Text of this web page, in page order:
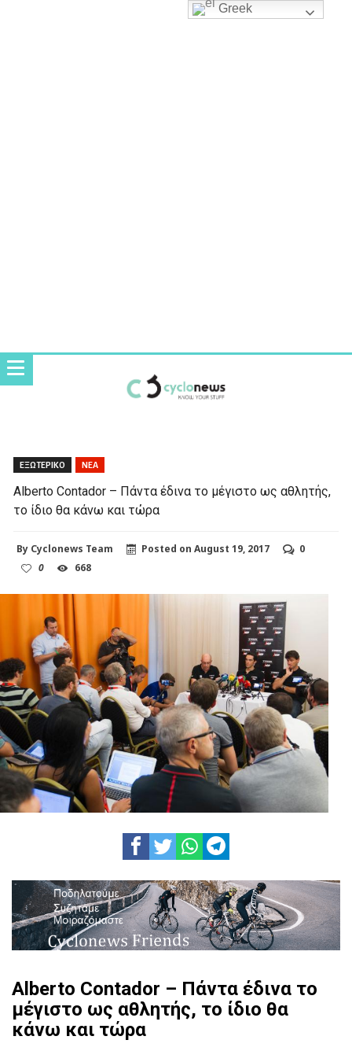
ΕΞΩΤΕΡΙΚΟ ΝΕΑ
Alberto Contador – Πάντα έδινα το μέγιστο ως αθλητής,
το ίδιο θα κάνω και τώρα
By Cyclonews Team Posted onAugust 19, 2017
0
0
668
Alberto Contador – Πάντα έδινα το
μέγιστο ως αθλητής, το ίδιο θα
κάνω και τώρα
Greek